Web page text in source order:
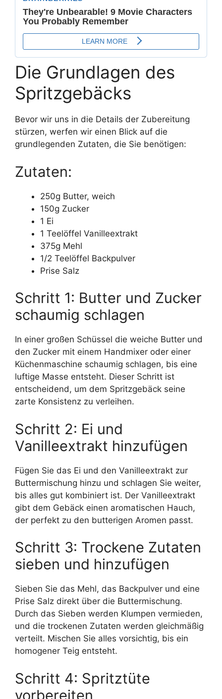
Die Grundlagen des
Spritzgebäcks
Bevor wir uns in die Details der Zubereitung
stürzen, werfen wir einen Blick auf die
grundlegenden Zutaten, die Sie benötigen:
Zutaten:
250g Butter, weich
150g Zucker
1 Ei
1 Teelöffel Vanilleextrakt
375g Mehl
1/2 Teelöffel Backpulver
Prise Salz
Schritt 1: Butter und Zucker
schaumig schlagen
In einer großen Schüssel die weiche Butter und
den Zucker mit einem Handmixer oder einer
Küchenmaschine schaumig schlagen, bis eine
luftige Masse entsteht. Dieser Schritt ist
entscheidend, um dem Spritzgebäck seine
zarte Konsistenz zu verleihen.
Schritt 2: Ei und
Vanilleextrakt hinzufügen
Fügen Sie das Ei und den Vanilleextrakt zur
Buttermischung hinzu und schlagen Sie weiter,
bis alles gut kombiniert ist. Der Vanilleextrakt
gibt dem Gebäck einen aromatischen Hauch,
der perfekt zu den butterigen Aromen passt.
Schritt 3: Trockene Zutaten
sieben und hinzufügen
Sieben Sie das Mehl, das Backpulver und eine
Prise Salz direkt über die Buttermischung.
Durch das Sieben werden Klumpen vermieden,
und die trockenen Zutaten werden gleichmäßig
verteilt. Mischen Sie alles vorsichtig, bis ein
homogener Teig entsteht.
Schritt 4: Spritztüte
vorbereiten